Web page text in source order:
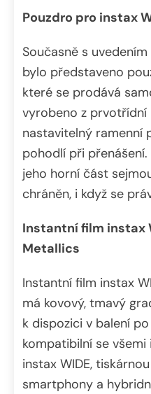
Pouzdro pro instax
Současně s
bylo představeno
které se prodává
vyrobeno z prvotřídní
nastavitelný ramenní
pohodlí při
jeho horní část
chráněn, i když se
Instantní film instax
Metallics
Instantní film instax
má kovový, tmavý
k dispozici v balení
kompatibilní se
instax WIDE,
smartphony a